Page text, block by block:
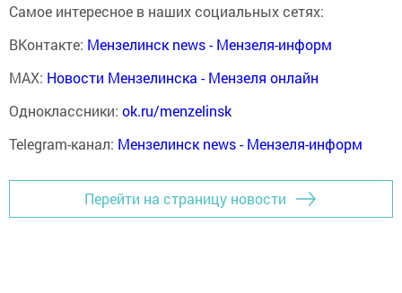
Самое интересное в наших социальных сетях:
ВКонтакте: Мензелинск news - Мензеля-информ
MAX: Новости Мензелинска - Мензеля онлайн
Одноклассники: ok.ru/menzelinsk
Telegram-канал: Мензелинск news - Мензеля-информ
Перейти на страницу новости